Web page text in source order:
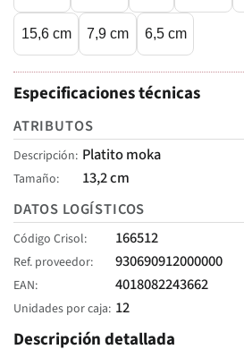
15,6 cm 7,9 cm 6,5 cm
Especificaciones técnicas
ATRIBUTOS
Descripción Platito moka
Tamaño
13,2 cm
DATOS LOGÍSTICOS
Código Crisol 166512
Ref. proveedor 930690912000000
EAN 4018082243662
Unidades por caja 12
Descripción detallada